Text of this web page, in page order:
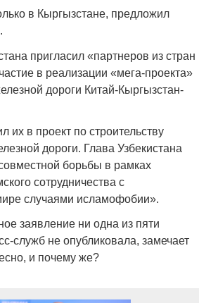
в Кыргызстане, предложил
пригласил «партнеров из стран
в реализации «мега-проекта»
дороги Китай-Кыргызстан-
их в проект по строительству
дороги. Глава Узбекистана
борьбы в рамках
сотрудничества с
случаями исламофобии».
заявление ни одна из пяти
служб не опубликовала, замечает
и почему же?